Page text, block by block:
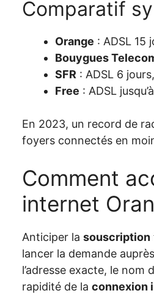
Comparatif
Orange : ADSL 15
Bouygues
SFR : ADSL 6
Free : ADSL
En 2023, un record de
foyers connectés en
Comment
internet
Anticiper la souscription
lancer la demande auprès
l’adresse exacte, le nom
rapidité de la connexion